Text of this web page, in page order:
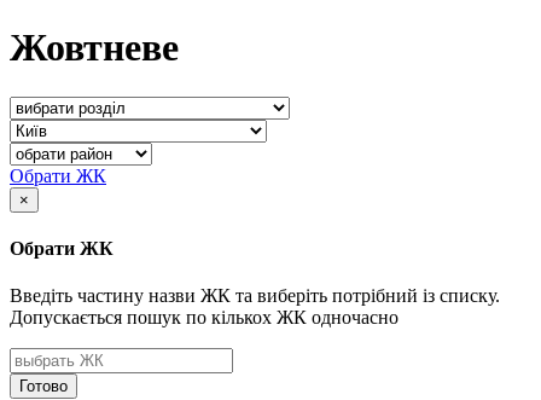
Жовтневе
Обрати ЖК
×
Обрати ЖК
Введіть частину назви ЖК та виберіть потрібний із списку.
Допускається пошук по кількох ЖК одночасно
Готово